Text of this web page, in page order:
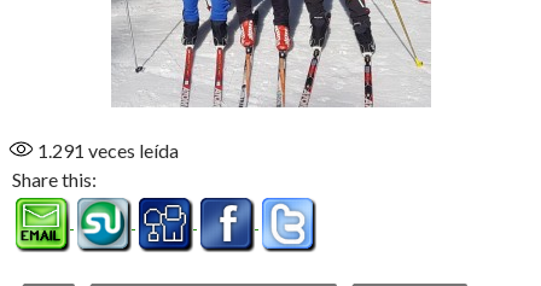
1.291 veces leída
Share this: